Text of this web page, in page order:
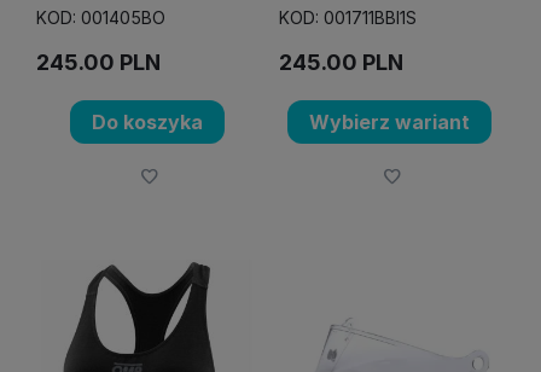
KOD: 001405BO
245.00 PLN
Do koszyka
KOD: 001711BBI1S
245.00 PLN
Wybierz wariant